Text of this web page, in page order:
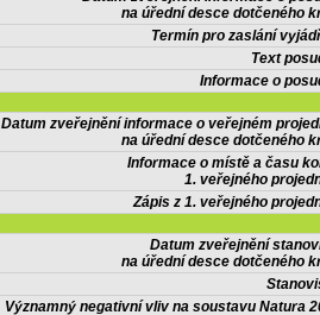
na úřední desce dotčeného
Termín pro zaslání
Text
Informace o
Datum zveřejnění informace o veřejném
na úřední desce dotčeného
Informace o místě a času
1. veřejného
Zápis z 1. veřejného
Datum zveřejnění
na úřední desce dotčeného
Významný negativní vliv na soustavu Natura